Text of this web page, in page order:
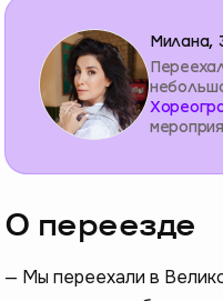
Милана,
О переезде
— Мы переехали в